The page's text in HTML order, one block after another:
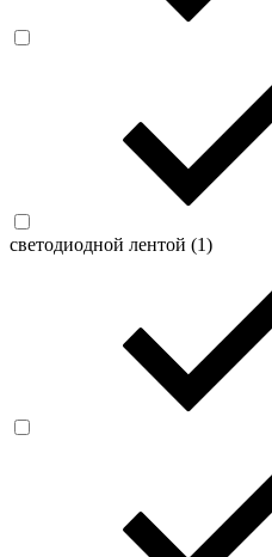
светодиодной лентой (1)